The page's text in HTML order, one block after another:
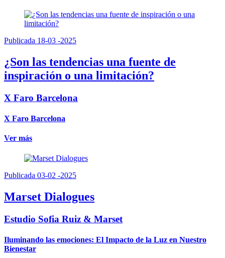
Publicada 18-03 -2025
¿Son las tendencias una fuente de
inspiración o una limitación?
X Faro Barcelona
X Faro Barcelona
Ver más
Publicada 03-02 -2025
Marset Dialogues
Estudio Sofia Ruiz & Marset
Iluminando las emociones: El Impacto de la Luz en Nuestro
Bienestar